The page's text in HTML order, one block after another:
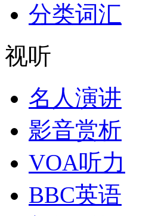
分类词汇
视听
名人演讲
影音赏析
VOA听力
BBC英语